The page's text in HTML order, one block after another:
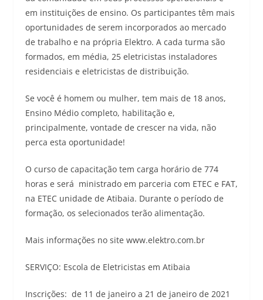
em instituições de ensino. Os participantes têm mais
oportunidades de serem incorporados ao mercado
de trabalho e na própria Elektro. A cada turma são
formados, em média, 25 eletricistas instaladores
residenciais e eletricistas de distribuição.
Se você é homem ou mulher, tem mais de 18 anos,
Ensino Médio completo, habilitação e,
principalmente, vontade de crescer na vida, não
perca esta oportunidade!
O curso de capacitação tem carga horário de 774
horas e será ministrado em parceria com ETEC e FAT,
na ETEC unidade de Atibaia. Durante o período de
formação, os selecionados terão alimentação.
Mais informações no site www.elektro.com.br
SERVIÇO: Escola de Eletricistas em Atibaia
Inscrições: de 11 de janeiro a 21 de janeiro de 2021